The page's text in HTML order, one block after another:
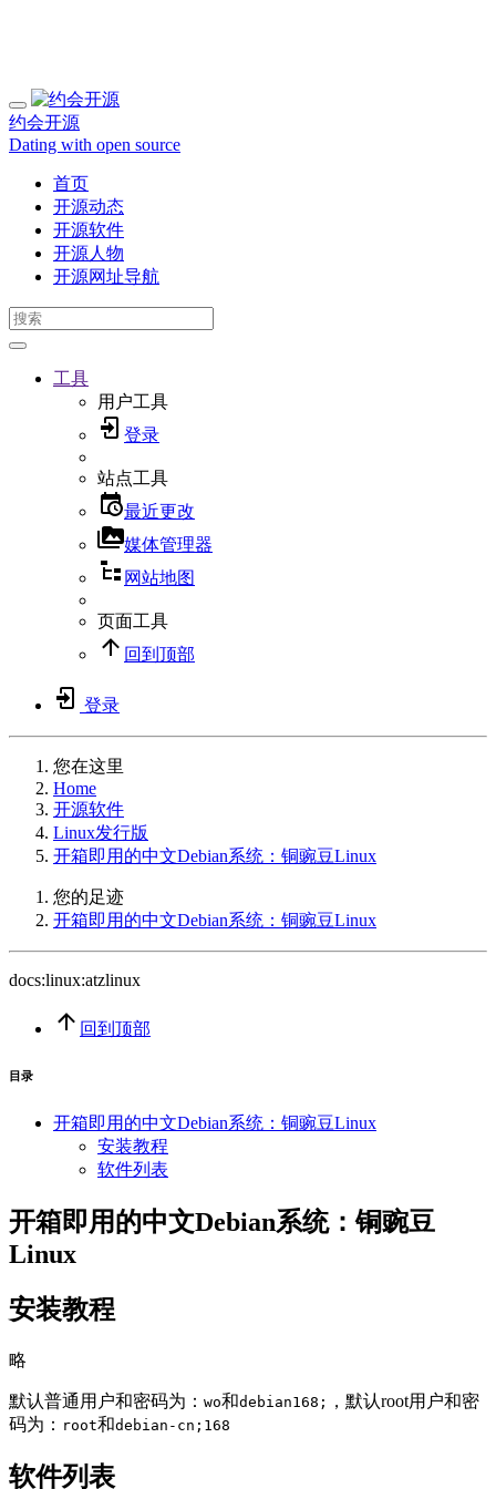
约会开源
Dating with open source
首页
开源动态
开源软件
开源人物
开源网址导航
工具
用户工具
登录
站点工具
最近更改
媒体管理器
网站地图
页面工具
回到顶部
登录
您在这里
Home
开源软件
Linux发行版
开箱即用的中文Debian系统：铜豌豆Linux
您的足迹
开箱即用的中文Debian系统：铜豌豆Linux
docs:linux:atzlinux
回到顶部
目录
开箱即用的中文Debian系统：铜豌豆Linux
安装教程
软件列表
开箱即用的中文Debian系统：铜豌豆
Linux
安装教程
略
默认普通用户和密码为： wo和debian168;
，默认root用户和密
码为： root和debian-cn;168
软件列表